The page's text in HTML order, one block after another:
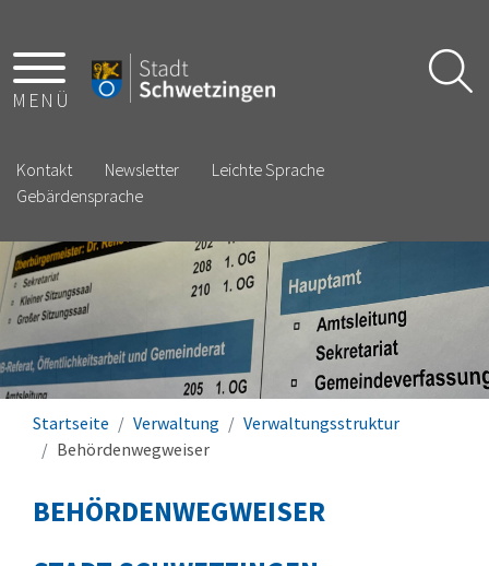
MENÜ
Kontakt Newsletter
Leichte Sprache
Gebärdensprache
Startseite Verwaltung
Verwaltungsstruktur
Behördenwegweiser
BEHÖRDENWEGWEISER